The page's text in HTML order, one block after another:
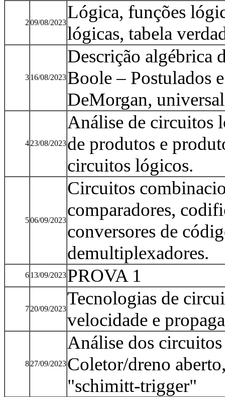
209/08/2023
Lógica, funções
lógicas, tabela
316/08/2023
Descrição algébrica
Boole – Postulados
DeMorgan,
423/08/2023
Análise de circuitos
de produtos e
circuitos lógicos.
506/09/2023
Circuitos
comparadores,
conversores de
demultiplexadores.
613/09/2023PROVA 1
720/09/2023
Tecnologias de
velocidade e
827/09/2023
Análise dos
Coletor/dreno
"schimitt-trigger"